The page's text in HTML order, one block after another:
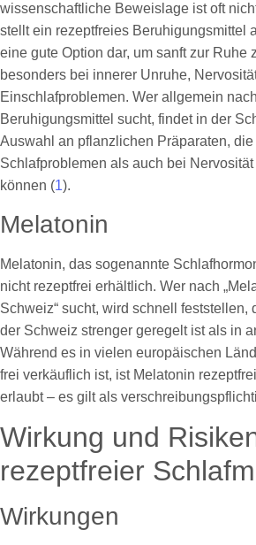
wissenschaftliche Beweislage ist oft
stellt ein rezeptfreies Beruhigungsmittel
eine gute Option dar, um sanft zur Ruhe
besonders bei innerer Unruhe,
Einschlafproblemen. Wer allgemein
Beruhigungsmittel sucht, findet in der
Auswahl an pflanzlichen Präparaten,
Schlafproblemen als auch bei
können (1).
Melatonin
Melatonin, das sogenannte
nicht rezeptfrei erhältlich. Wer nach
Schweiz“ sucht, wird schnell feststellen,
der Schweiz strenger geregelt ist als in
Während es in vielen europäischen
frei verkäuflich ist, ist Melatonin
erlaubt – es gilt als
Wirkung und
rezeptfreier
Wirkungen